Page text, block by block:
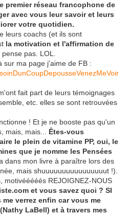
premier réseau francophone de
avec vous leur savoir et leurs
votre quotidien.
leurs coachs (et ils sont
la motivation et l'affirmation de
pas. LOL.
sur ma page j'aime de FB :
fait part de leurs témoignages
etc. elles se sont retrouvées
! Et je ne booste pas qu'un
mais, mais... Êtes-vous
le plein de vitamine PP, oui, le
que je nomme les Pensées
dans mon livre à paraître lors des
mais shuuuuuuuuuuuuuuuut !).
motivééééés REJOIGNEZ-NOUS
et vous savez quoi ? SI
verrez enfin car vous me
LaBell) et à travers mes